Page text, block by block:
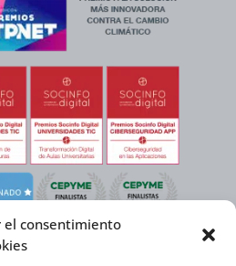
el consentimiento